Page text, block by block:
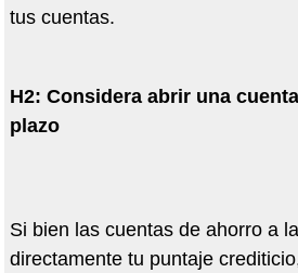
tus cuentas.
H2: Considera abrir una
plazo
Si bien las cuentas de ahorro a
directamente tu puntaje